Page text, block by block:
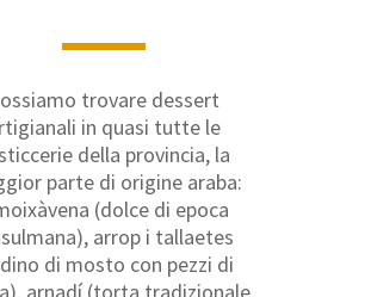
trovare dessert
in quasi tutte le
della provincia, la
parte di origine araba:
(dolce di epoca
arrop i tallaetes
di mosto con pezzi di
arnadí (torta tradizionale